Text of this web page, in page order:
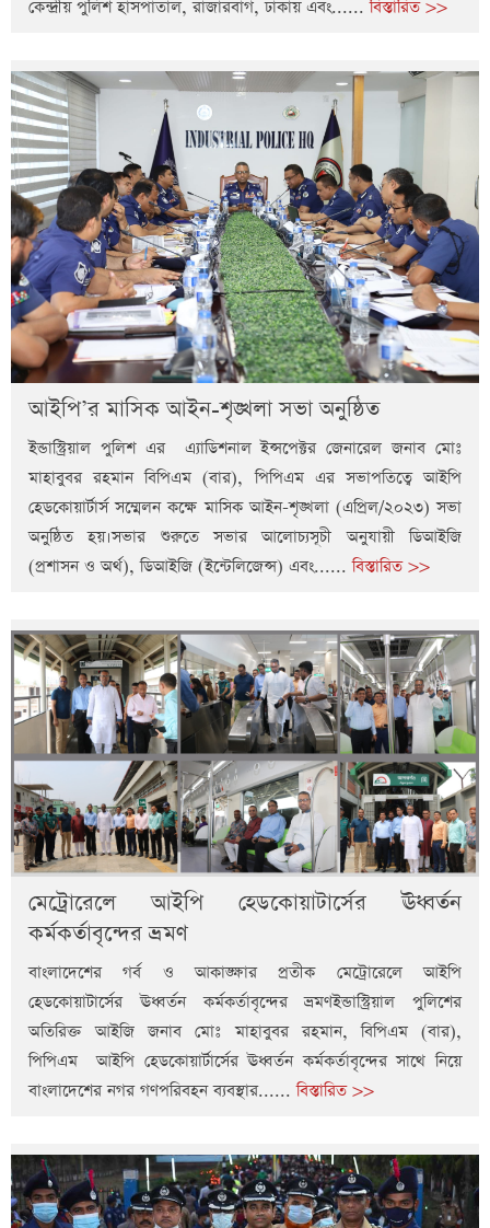
কেন্দ্রীয় পুলিশ হাসপাতাল, রাজারবাগ, ঢাকায় এবং......বিস্তারিত >>
আইপি’র মাসিক আইন-শৃঙ্খলা সভা অনুষ্ঠিত
ইন্ডাস্ট্রিয়াল পুলিশ এর এ্যাডিশনাল ইন্সপেক্টর জেনারেল জনাব মোঃ
মাহাবুবর রহমান বিপিএম (বার), পিপিএম এর সভাপতিত্বে আইপি
হেডকোয়ার্টার্স সম্মেলন কক্ষে মাসিক আইন-শৃঙ্খলা (এপ্রিল/২০২৩) সভা
অনুষ্ঠিত হয়।সভার শুরুতে সভার আলোচ্যসূচী অনুযায়ী ডিআইজি
(প্রশাসন ও অর্থ), ডিআইজি (ইন্টেলিজেন্স) এবং......বিস্তারিত >>
মেট্রোরেলে আইপি হেডকোয়াটার্সের ঊধ্বর্তন
কর্মকর্তাবৃন্দের ভ্রমণ
বাংলাদেশের গর্ব ও আকাঙ্ক্ষার প্রতীক মেট্রোরেলে আইপি
হেডকোয়াটার্সের ঊধ্বর্তন কর্মকর্তাবৃন্দের ভ্রমণইন্ডাস্ট্রিয়াল পুলিশের
অতিরিক্ত আইজি জনাব মোঃ মাহাবুবর রহমান, বিপিএম (বার),
পিপিএম আইপি হেডকোয়ার্টার্সের ঊধ্বর্তন কর্মকর্তাবৃন্দের সাথে নিয়ে
বাংলাদেশের নগর গণপরিবহন ব্যবস্থার......বিস্তারিত >>